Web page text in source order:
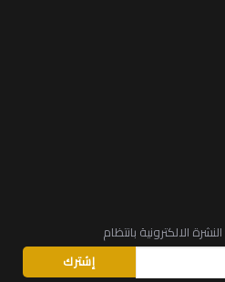
الالكترونية بانتظام